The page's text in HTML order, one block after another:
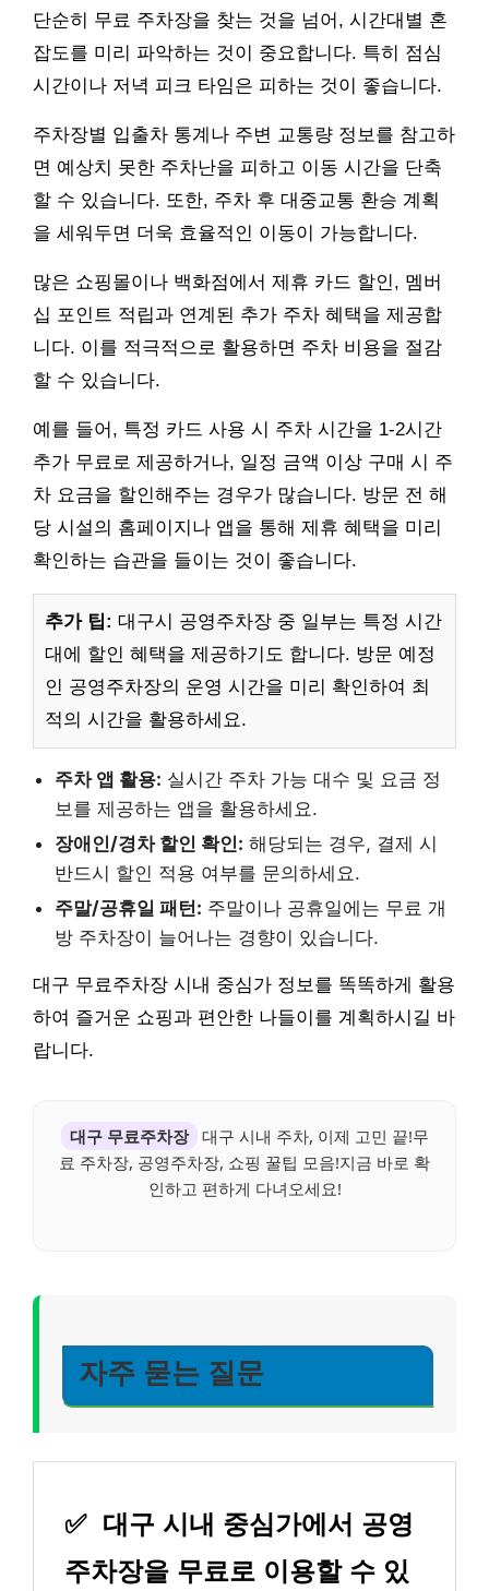
단순히 무료 주차장을 찾는 것을 넘어, 시간대별 혼
잡도를 미리 파악하는 것이 중요합니다. 특히 점심
시간이나 저녁 피크 타임은 피하는 것이 좋습니다.
주차장별 입출차 통계나 주변 교통량 정보를 참고하
면 예상치 못한 주차난을 피하고 이동 시간을 단축
할 수 있습니다. 또한, 주차 후 대중교통 환승 계획
을 세워두면 더욱 효율적인 이동이 가능합니다.
많은 쇼핑몰이나 백화점에서 제휴 카드 할인, 멤버
십 포인트 적립과 연계된 추가 주차 혜택을 제공합
니다. 이를 적극적으로 활용하면 주차 비용을 절감
할 수 있습니다.
예를 들어, 특정 카드 사용 시 주차 시간을 1-2시간
추가 무료로 제공하거나, 일정 금액 이상 구매 시 주
차 요금을 할인해주는 경우가 많습니다. 방문 전 해
당 시설의 홈페이지나 앱을 통해 제휴 혜택을 미리
확인하는 습관을 들이는 것이 좋습니다.
추가 팁: 대구시 공영주차장 중 일부는 특정 시간
대에 할인 혜택을 제공하기도 합니다. 방문 예정
인 공영주차장의 운영 시간을 미리 확인하여 최
적의 시간을 활용하세요.
주차 앱 활용: 실시간 주차 가능 대수 및 요금 정
보를 제공하는 앱을 활용하세요.
장애인/경차 할인 확인: 해당되는 경우, 결제 시
반드시 할인 적용 여부를 문의하세요.
주말/공휴일 패턴: 주말이나 공휴일에는 무료 개
방 주차장이 늘어나는 경향이 있습니다.
대구 무료주차장 시내 중심가 정보를 똑똑하게 활용
하여 즐거운 쇼핑과 편안한 나들이를 계획하시길 바
랍니다.
대구 무료주차장
대구 시내 주차, 이제 고민 끝!무
료 주차장, 공영주차장, 쇼핑 꿀팁 모음!지금 바로 확
인하고 편하게 다녀오세요!
자주 묻는 질문
✅ 대구 시내 중심가에서 공영
주차장을 무료로 이용할 수 있